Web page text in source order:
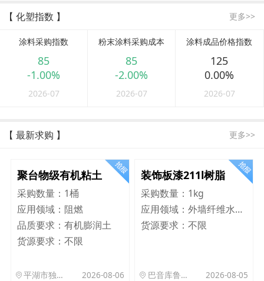
【 化塑指数 】 更多>>
涂料采购指数
85
-1.00%
2026-07
粉末涂料采购成本
85
-2.00%
2026-07
涂料成品价格指数
125
0.00%
2026-07
【 最新求购 】 更多>>
聚台物级有机粘土
采购数量： 1桶
应用领域： 阻燃
品质要求： 有机膨润土
货源要求： 不限
平湖市独山港镇集港路 589 号 2026-08-06
装饰板漆211l树脂
采购数量： 1kg
应用领域：
外墙纤维水泥板
货源要求：不限
巴音库鲁提镇,托帕口岸六号库房 2026-08-05